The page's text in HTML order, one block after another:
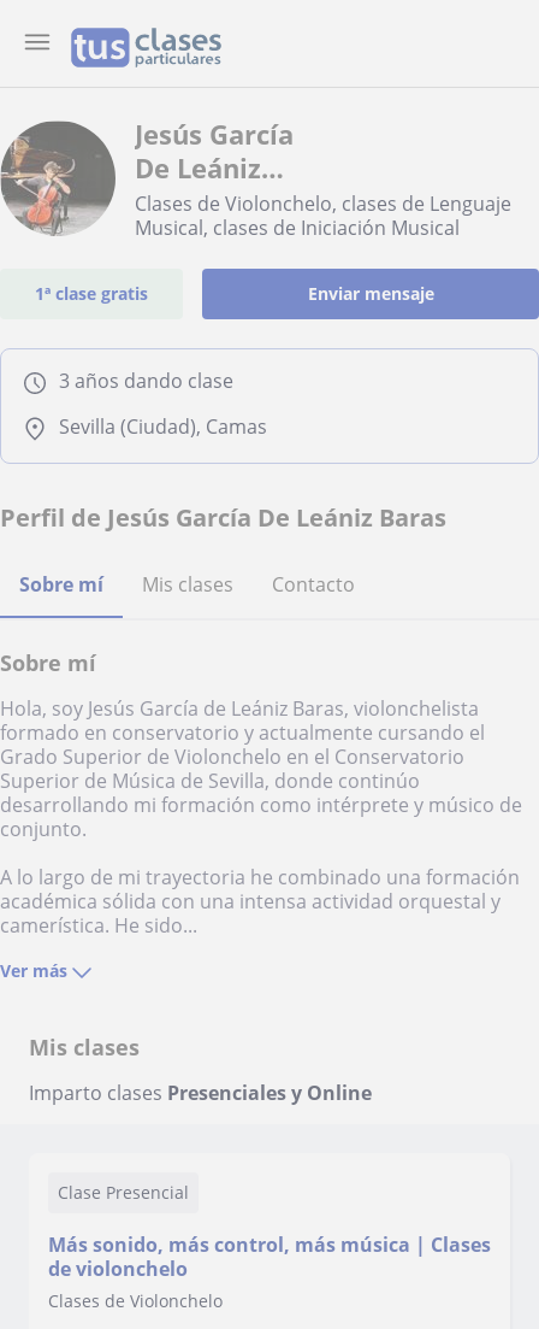
Jesús García
De Leániz
Baras
Clases de Violonchelo, clases de Lenguaje
Musical, clases de Iniciación Musical
1ª clase gratis Enviar mensaje
3 años dando clase
Sevilla (Ciudad), Camas
Perfil de Jesús García De Leániz Baras
Sobre mí Mis clases Contacto
Sobre mí
Hola, soy Jesús García de Leániz Baras, violonchelista
formado en conservatorio y actualmente cursando el
Grado Superior de Violonchelo en el Conservatorio
Superior de Música de Sevilla, donde continúo
desarrollando mi formación como intérprete y músico de
conjunto.
A lo largo de mi trayectoria he combinado una formación
académica sólida con una intensa actividad orquestal y
camerística. He sido...
Ver más
Mis clases
Imparto clases Presenciales y Online
Clase Presencial
Más sonido, más control, más música | Clases
de violonchelo
Clases de Violonchelo